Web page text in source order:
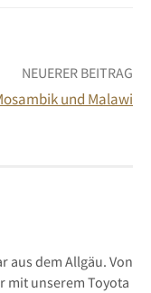
NEUERER BEITRAG
und Malawi
aus dem Allgäu. Von
mit unserem Toyota